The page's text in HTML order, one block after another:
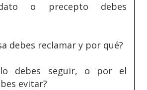
o precepto debes
debes reclamar y por qué?
debes seguir, o por el
evitar?